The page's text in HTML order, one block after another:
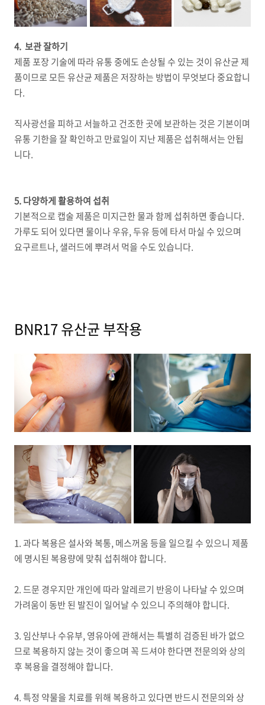
4. 보관 잘하기
제품 포장 기술에 따라 유통 중에도 손상될 수 있는 것이 유산균 제
품이므로 모든 유산균 제품은 저장하는 방법이 무엇보다 중요합니
다.
직사광선을 피하고 서늘하고 건조한 곳에 보관하는 것은 기본이며
유통 기한을 잘 확인하고 만료일이 지난 제품은 섭취해서는 안됩
니다.
5. 다양하게 활용하여 섭취
기본적으로 캡술 제품은 미지근한 물과 함께 섭취하면 좋습니다.
가루도 되어 있다면 물이나 우유, 두유 등에 타서 마실 수 있으며
요구르트나, 샐러드에 뿌려서 먹을 수도 있습니다.
BNR17 유산균 부작용
1. 과다 복용은 설사와 복통, 메스꺼움 등을 일으킬 수 있으니 제품
에 명시된 복용량에 맞춰 섭취해야 합니다.
2. 드문 경우지만 개인에 따라 알레르기 반응이 나타날 수 있으며
가려움이 동반 된 발진이 일어날 수 있으니 주의해야 합니다.
3. 임산부나 수유부, 영유아에 관해서는 특별히 검증된 바가 없으
므로 복용하지 않는 것이 좋으며 꼭 드셔야 한다면 전문의와 상의
후 복용을 결정해야 합니다.
4. 특정 약물을 치료를 위해 복용하고 있다면 반드시 전문의와 상